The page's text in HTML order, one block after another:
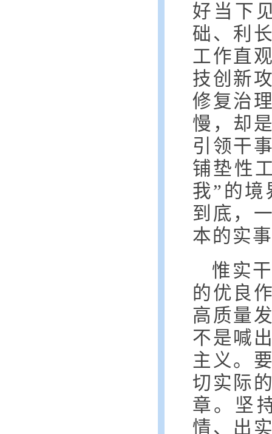
好当下
础、利
工作直
技创新
修复治
慢，却
引领干
铺垫性
我”的境
到底，
本的实
惟实
的优良
高质量
不是喊
主义。
切实际
章。坚
情、出